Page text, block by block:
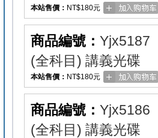
本站售價： NT$180元
商品編號： Yjx5187
(全科目) 講義光碟
本站售價： NT$180元
商品編號： Yjx5186
(全科目) 講義光碟